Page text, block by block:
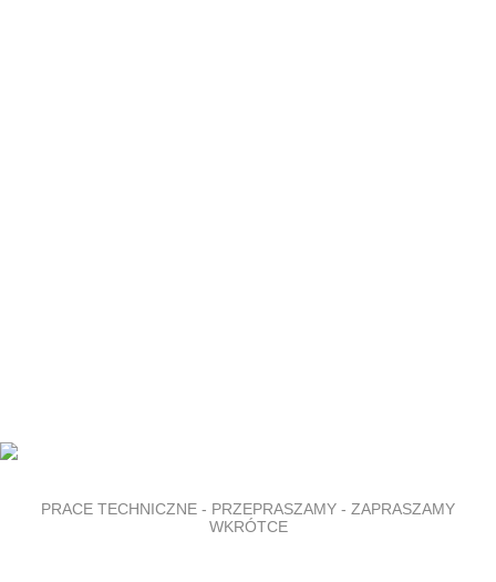
PRACE TECHNICZNE - PRZEPRASZAMY - ZAPRASZAMY
WKRÓTCE